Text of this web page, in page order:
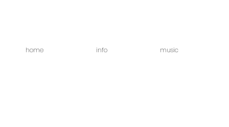
home info music